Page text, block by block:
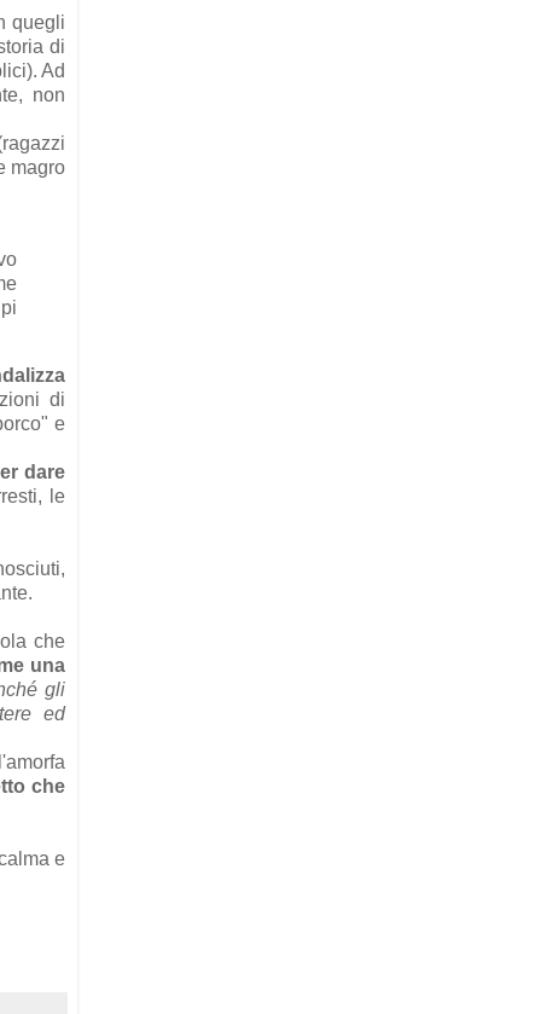
quegli
di
Ad
non
magro
di
e
dare
le
che
una
gli
ed
che
e